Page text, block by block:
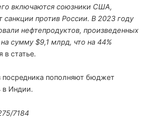
включаются союзники США,
санкции против России. В 2023 году
нефтепродуктов, произведенных
сумму $9,1 млрд, что на 44%
в статье.
пополняют бюджет
в Индии.
7184